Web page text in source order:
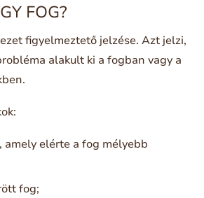
FOG?
figyelmeztető jelzése. Azt jelzi,
alakult ki a fogban vagy a
amely elérte a fog mélyebb
fog;